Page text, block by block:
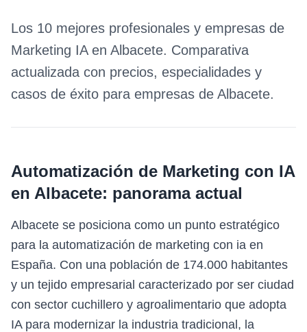
Los 10 mejores profesionales y empresas de
Marketing IAen Albacete. Comparativa
actualizada con precios, especialidades y
casos de éxito para empresas de Albacete.
Automatización de Marketing con IA
en Albacete: panorama actual
Albacete se posiciona como un punto estratégico
para la automatización de marketing con ia en
España. Con una población de 174.000 habitantes
y un tejido empresarial caracterizado por ser ciudad
con sector cuchillero y agroalimentario que adopta
IA para modernizar la industria tradicional, la